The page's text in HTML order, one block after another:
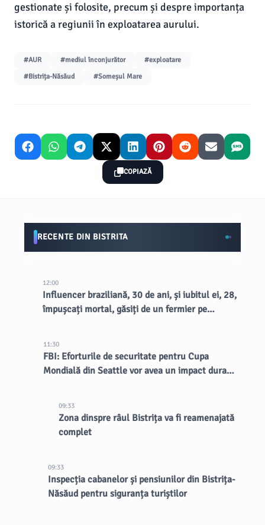
gestionate și folosite, precum și despre importanța
istorică a regiunii în exploatarea aurului.
#AUR #mediul înconjurător
#exploatare
#Bistrița-Năsăud
#Someșul Mare
COPIAZĂ
RECENTE DIN BISTRITA
12:00
Influencer braziliană, 30 de ani, și iubitul ei, 28,
împușcați mortal, găsiți de un fermier pe
11:30
FBI: Eforturile de securitate pentru Cupa
Mondială din Seattle vor avea un impact durabil
09:33
Zona dinspre râul Bistrița va fi reamenajată
complet
09:33
Inspecția cabanelor și pensiunilor din Bistrița-
Năsăud pentru siguranța turiștilor